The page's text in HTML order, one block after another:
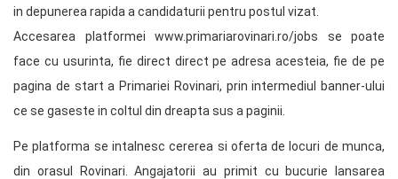
in depunerea rapida a candidaturii pentru postul vizat.
Accesarea platformei www.primariarovinari.ro/jobs se poate
face cu usurinta, fie direct direct pe adresa acesteia, fie de pe
pagina de start a Primariei Rovinari, prin intermediul banner-ului
ce se gaseste in coltul din dreapta sus a paginii.
Pe platforma se intalnesc cererea si oferta de locuri de munca,
din orasul Rovinari. Angajatorii au primit cu bucurie lansarea